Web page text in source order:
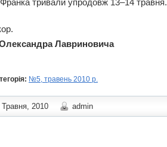
Франка тривали упродовж 13–14 травня.
Лавриновича
№5, травень 2010 р.
Травня, 2010 admin